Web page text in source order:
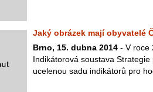
Jaký obrázek mají obyvatelé
Brno, 15. dubna 2014 - V roce
Indikátorová soustava
ucelenou sadu indikátorů pro